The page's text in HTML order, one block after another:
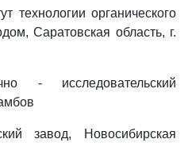
технологии органического
Саратовская область, г.
- исследовательский
завод, Новосибирская